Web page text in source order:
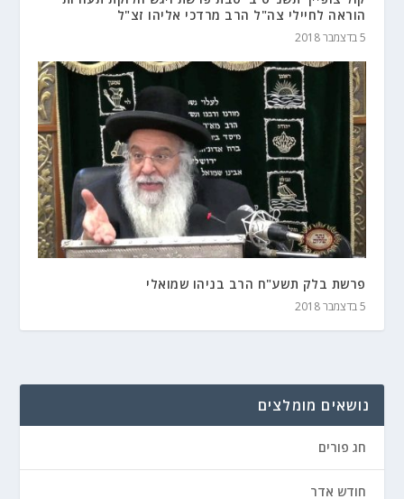
הוראה לחיילי צה"ל הרב מרדכי אליהו זצ"ל
5 בדצמבר 2018
פרשת בלק תשע"ח הרב בניהו שמואלי
5 בדצמבר 2018
נושאים מומלצים
חג פורים
חודש אדר